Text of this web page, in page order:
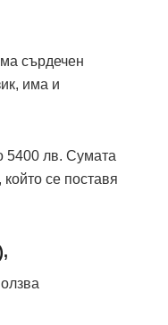
сърдечен
има и
5400 лв. Сумата
се поставя